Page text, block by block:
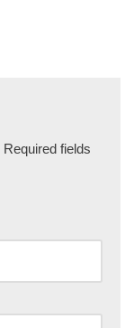
Required fields